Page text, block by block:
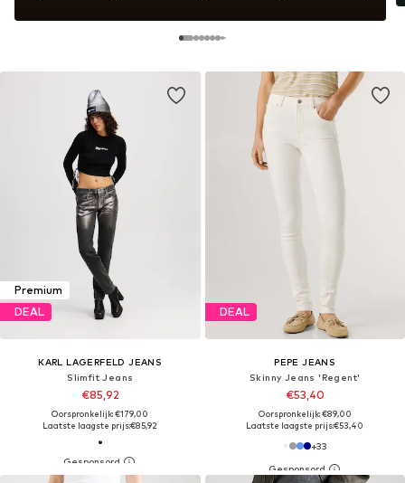
Premium
DEAL
KARL LAGERFELD JEANS
Slimfit Jeans
€85,92
Oorspronkelijk: €179,00
Laatste laagste prijs:€85,92
DEAL
PEPE JEANS
Skinny Jeans 'Regent'
€53,40
Oorspronkelijk: €89,00
Laatste laagste prijs:€53,40
+33